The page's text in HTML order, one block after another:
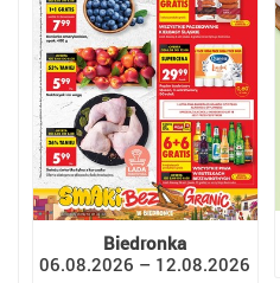
Biedronka
06.08.2026 – 12.08.2026